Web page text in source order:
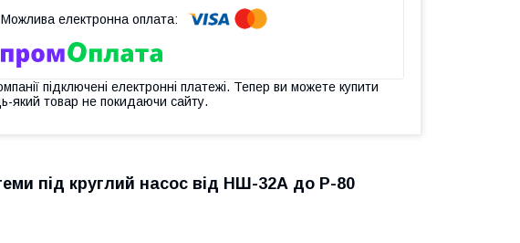
підключені електронні платежі. Тепер ви можете купити
який товар не покидаючи сайту.
під круглий насос від НШ-32А до Р-80